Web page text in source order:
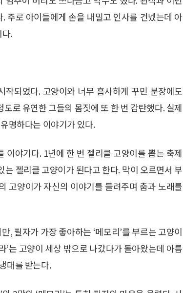
주로 아이들에게 손을 내밀고 인사를 건넸는데 아
.
되었다. 고양이와 너무 흡사하게 꾸민 분장에도
로 유연한 그들의 몸짓에 또 한 번 감탄했다. 실제
명하다는 이야기가 있다.
이야기다. 1년에 한 번 젤리클 고양이를 뽑는 축제
젤리클 고양이가 된다고 한다. 막이 오르면서 부
고양이가 자신의 이야기를 들려주며 춤과 노래를
, 필자가 가장 좋아하는 ‘메모리’를 부르는 고양이
‘는 고양이 세상 밖으로 나갔다가 돌아왔는데 아름
대를 받는다.